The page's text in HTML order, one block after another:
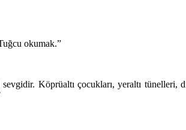
okumak.”
Köprüaltı çocukları, yeraltı tünelleri,